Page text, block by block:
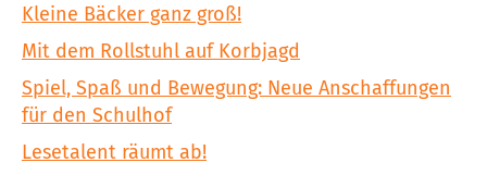
Kleine Bäcker ganz groß!
Mit dem Rollstuhl auf Korbjagd
Spiel, Spaß und Bewegung: Neue Anschaffungen
für den Schulhof
Lesetalent räumt ab!